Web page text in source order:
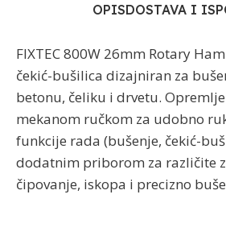
OPISDOSTAVA I
FIXTEC 800W 26mm Rotary
čekić-bušilica dizajniran za
betonu, čeliku i drvetu.
mekanom ručkom za udobno
funkcije rada (bušenje, čekić-
dodatnim priborom za različite
čipovanje, iskopa i precizno